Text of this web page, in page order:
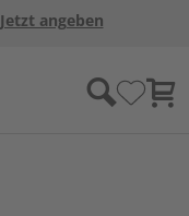
Jetzt angeben